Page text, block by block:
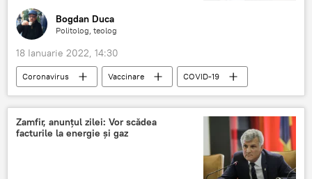
Bogdan Duca
Politolog, teolog
18 Ianuarie 2022, 14:30
Coronavirus Vaccinare COVID-19
Zamfir, anunțul zilei: Vor scădea
facturile la energie și gaz